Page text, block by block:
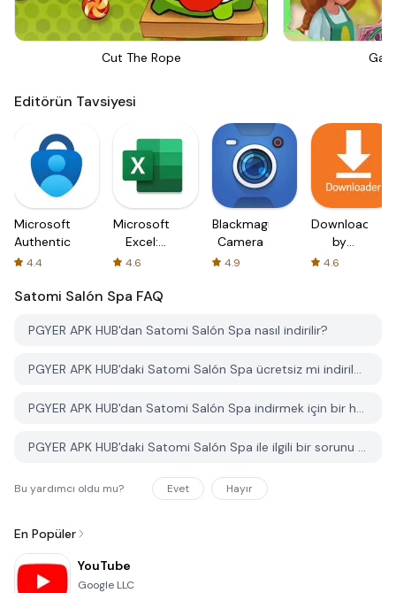
Cut The Rope
Editörün Tavsiyesi
Microsoft
Authenticator
4.4
Microsoft
Excel:
Spreadsheets
4.6
Blackmagic
Camera
4.9
Downloader
by
AFTVnews
4.6
Satomi Salón Spa FAQ
PGYER APK HUB'dan Satomi Salón Spa nasıl indirilir?
PGYER APK HUB'daki Satomi Salón Spa ücretsiz mi indirilebilir?
PGYER APK HUB'dan Satomi Salón Spa indirmek için bir hesaba ihtiyacım var mı?
PGYER APK HUB'daki Satomi Salón Spa ile ilgili bir sorunu nasıl bildirebilirim?
Bu yardımcı oldu mu? Evet Hayır
En Popüler
YouTube
Google LLC